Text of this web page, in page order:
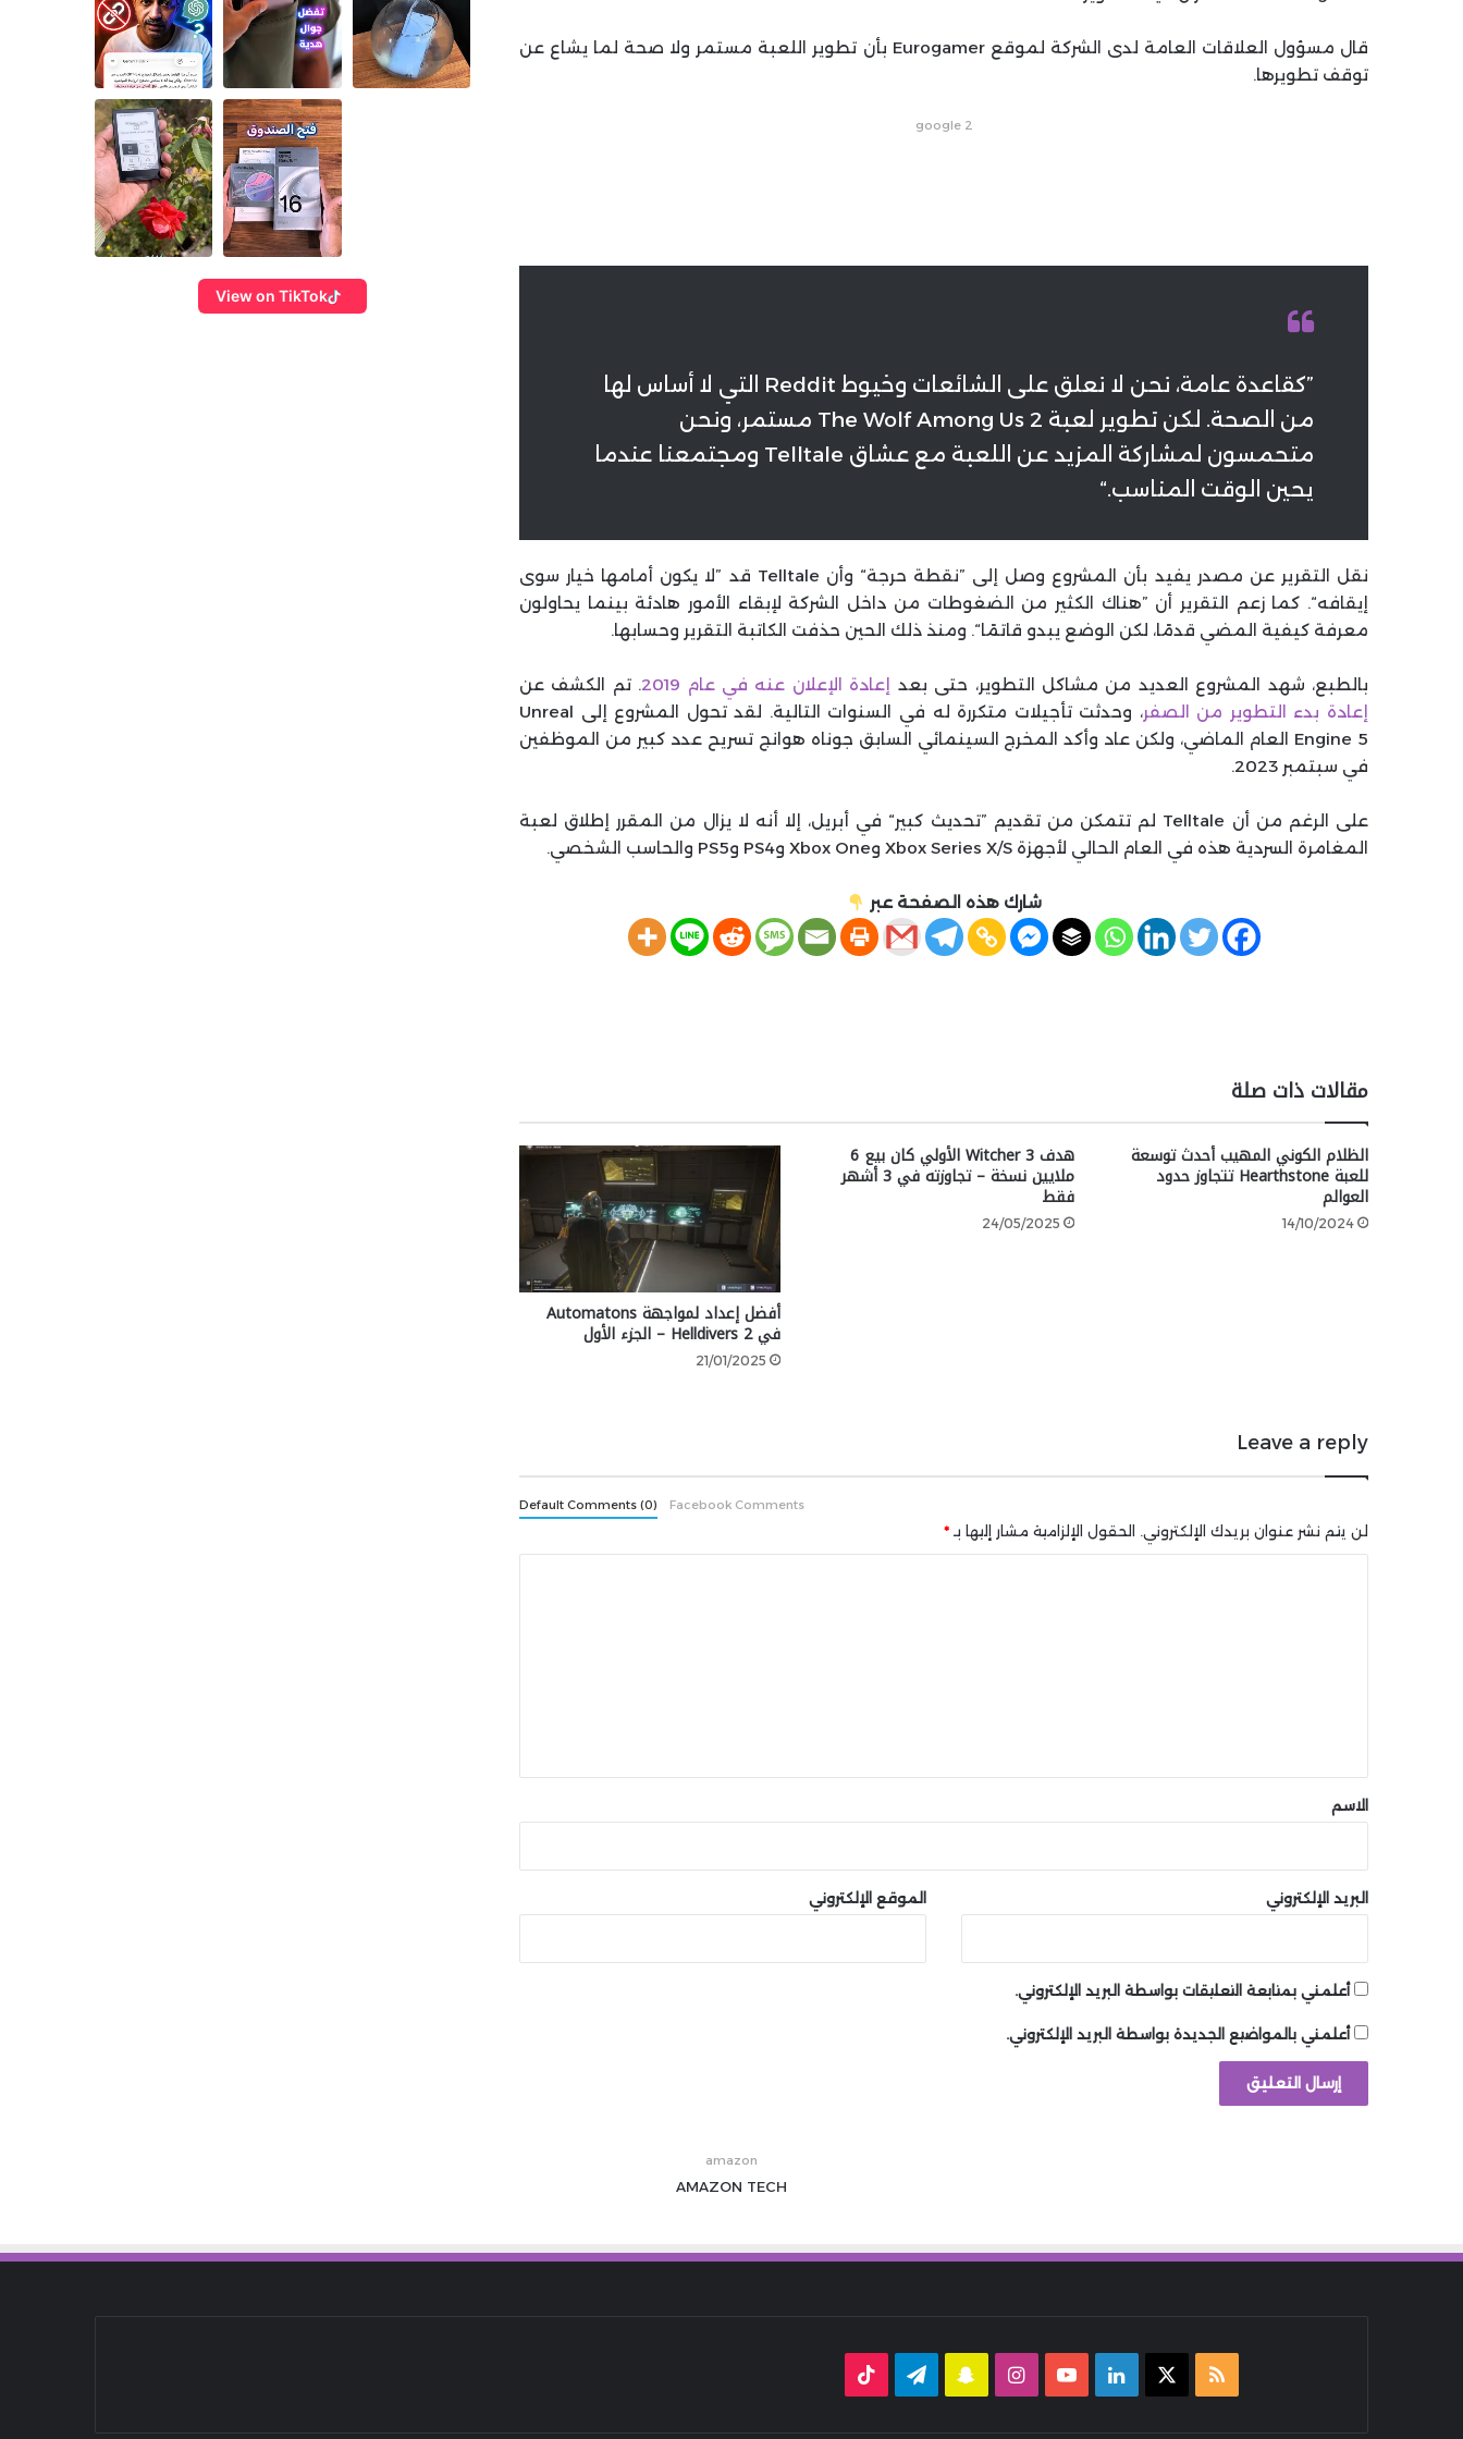
قال مسؤول العلاقات العامة لدى الشركة لموقع Eurogamer بأن تطوير اللعبة مستمر ولا صحة لما يشاع عن
توقف تطويرها.
google 2
”كقاعدة عامة، نحن لا نعلق على الشائعات وخيوط Reddit التي لا أساس لها
من الصحة. لكن تطوير لعبة The Wolf Among Us 2 مستمر، ونحن
متحمسون لمشاركة المزيد عن اللعبة مع عشاق Telltale ومجتمعنا عندما
يحين الوقت المناسب.“
نقل التقرير عن مصدر يفيد بأن المشروع وصل إلى ”نقطة حرجة“ وأن Telltale قد ”لا يكون أمامها خيار سوى
إيقافه“. كما زعم التقرير أن ”هناك الكثير من الضغوطات من داخل الشركة لإبقاء الأمور هادئة بينما يحاولون
معرفة كيفية المضي قدمًا، لكن الوضع يبدو قاتمًا“. ومنذ ذلك الحين حذفت الكاتبة التقرير وحسابها.
بالطبع، شهد المشروع العديد من مشاكل التطوير، حتى بعد إعادة الإعلان عنه في عام 2019
. تم الكشف عن
إعادة بدء التطوير من الصفر
، وحدثت تأجيلات متكررة له في السنوات التالية. لقد تحول المشروع إلى Unreal
Engine 5 العام الماضي، ولكن عاد وأكد المخرج السينمائي السابق جوناه هوانج تسريح عدد كبير من الموظفين
في سبتمبر 2023.
على الرغم من أن Telltale لم تتمكن من تقديم ”تحديث كبير“ في أبريل، إلا أنه لا يزال من المقرر إطلاق لعبة
المغامرة السردية هذه في العام الحالي لأجهزة Xbox Series X/S وXbox One وPS4 وPS5 والحاسب الشخصي.
شارك هذه الصفحة عبر
مقالات ذات صلة
الظلام الكوني المهيب أحدث توسعة
للعبة Hearthstone تتجاوز حدود
العوالم
14/10/2024
هدف Witcher 3 الأولي كان بيع 6
ملايين نسخة – تجاوزته في 3 أشهر
فقط
24/05/2025
أفضل إعداد لمواجهة Automatons
في Helldivers 2 – الجزء الأول
21/01/2025
Leave a reply
Default Comments (0) Facebook Comments
لن يتم نشر عنوان بريدك الإلكتروني. الحقول الإلزامية مشار إليها بـ*
*الاسم
البريد الإلكتروني الموقع الإلكتروني
أعلمني بمتابعة التعليقات بواسطة البريد الإلكتروني.
أعلمني بالمواضيع الجديدة بواسطة البريد الإلكتروني.
View on TikTok
amazon
AMAZON TECH
ملخص
لينكدإن ‫YouTubeانستقرامسناب تيلقرام